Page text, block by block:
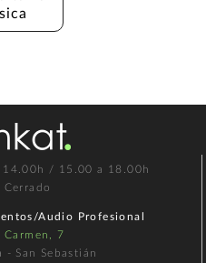
14.00h / 15.00 a 18.00h
Cerrado
Audio Profesional
7
San Sebastián